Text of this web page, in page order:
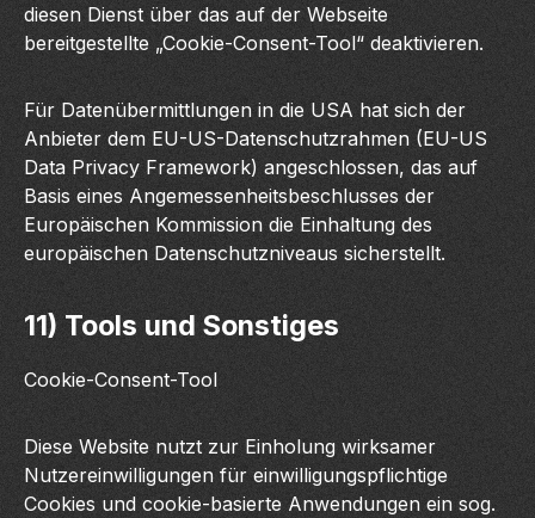
diesen Dienst über das auf der Webseite
bereitgestellte „Cookie-Consent-Tool“ deaktivieren.
Für Datenübermittlungen in die USA hat sich der
Anbieter dem EU-US-Datenschutzrahmen (EU-US
Data Privacy Framework) angeschlossen, das auf
Basis eines Angemessenheitsbeschlusses der
Europäischen Kommission die Einhaltung des
europäischen Datenschutzniveaus sicherstellt.
11) Tools und Sonstiges
Cookie-Consent-Tool
Diese Website nutzt zur Einholung wirksamer
Nutzereinwilligungen für einwilligungspflichtige
Cookies und cookie-basierte Anwendungen ein sog.